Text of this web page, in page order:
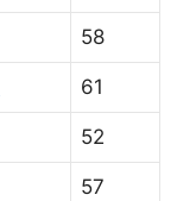
58
61
52
57